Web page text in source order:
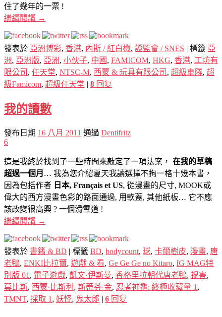
住了幾年的一票 !
繼續閱讀 →
發表於 亞洲博彩, 香港, 內斯 / 紅白機, 證監會 / SNES | 標籤 亞
洲, 亞洲版, 亞洲, 小伙子, 中國 , FAMICOM, HKG, 香港, 工坊有
限公司 , 任天堂, NTSC-M, 西蒙 & 玩具有限公司 , 超級車隊, 超
級Famicom, 超級任天堂 | 8 回复
我的讀數
發布日期 16 八月 2011 通過 Dentifritz
6
這是我終於找到了一些時間來敲定了一項法案， 在我的草稿
超過一個月 … 我為您介紹夏天我讀選擇不拘一格十幾本書，
因為包括作者 日本, Français et US, 從漫畫的尺寸, MOOK或
偉大的西方漫畫色彩的路面通過, 用軟蓋, 其他紙板… 它不應
該改變很高興 ? 一個滑雪道 !
繼續閱讀 →
發表於 書籍 & BD 標籤 BD, bodycount, 球, 卡爾樹皮, 漫畫, 唐
老鴨, ENKI比拉爾, 遊戲 & 看, Ge Ge Ge no Kitaro, IG MAG特
別版 01, 電子遊戲, 凱文·伊斯曼, 香格里拉朝代唐老鴨, 禍害,
莫比斯, 西蒙·比斯利 , 斯蒂芬·金, 忍者神龜: 終極收藏量 1,
TMNT, 採取 1, 妖怪, 鬼太郎 6 回复